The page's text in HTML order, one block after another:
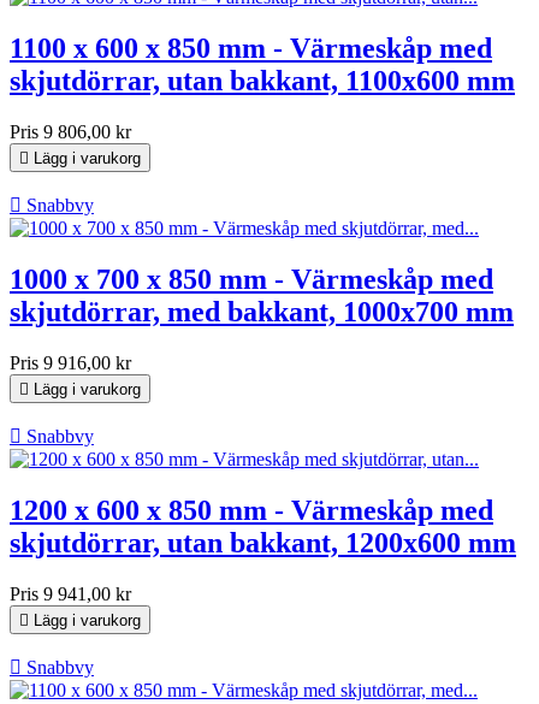
1100 x 600 x 850 mm - Värmeskåp med
skjutdörrar, utan bakkant, 1100x600 mm
Pris 9 806,00 kr
 Lägg i varukorg
 Snabbvy
1000 x 700 x 850 mm - Värmeskåp med
skjutdörrar, med bakkant, 1000x700 mm
Pris 9 916,00 kr
 Lägg i varukorg
 Snabbvy
1200 x 600 x 850 mm - Värmeskåp med
skjutdörrar, utan bakkant, 1200x600 mm
Pris 9 941,00 kr
 Lägg i varukorg
 Snabbvy